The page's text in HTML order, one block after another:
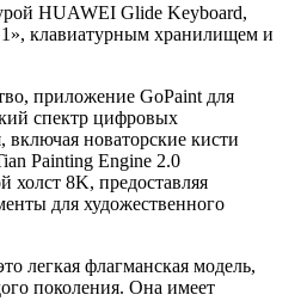
HUAWEI Glide Keyboard,
клавиатурным хранилищем и
приложение GoPaint для
спектр цифровых
включая новаторские кисти
Painting Engine 2.0
холст 8K, предоставляя
для художественного
легкая флагманская модель,
поколения. Она имеет